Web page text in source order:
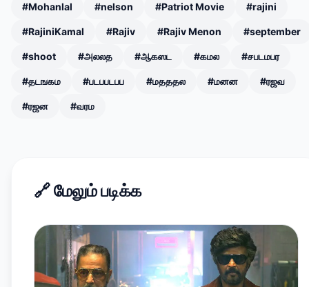
#Mohanlal #nelson #Patriot Movie #rajini
#RajiniKamal #Rajiv #Rajiv Menon #september
#shoot #அலலத #ஆகஸட #கமல #சபடமபர
#தடஙகம #படபபடபப #மதததல #மனன #ரஜவ
#ரஜன #வரம
🔗மேலும் படிக்க